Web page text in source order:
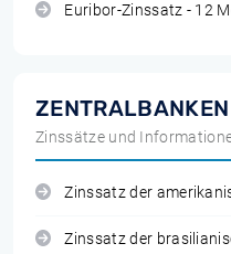
Euribor-Zinssatz - 12
ZENTRALBANKEN
Zinssätze und
Zinssatz der
Zinssatz der